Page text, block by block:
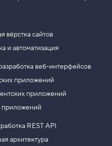
вёрстка сайтов
и автоматизация
веб-интерфейсов
приложений
приложений
приложений
REST API
архитектура